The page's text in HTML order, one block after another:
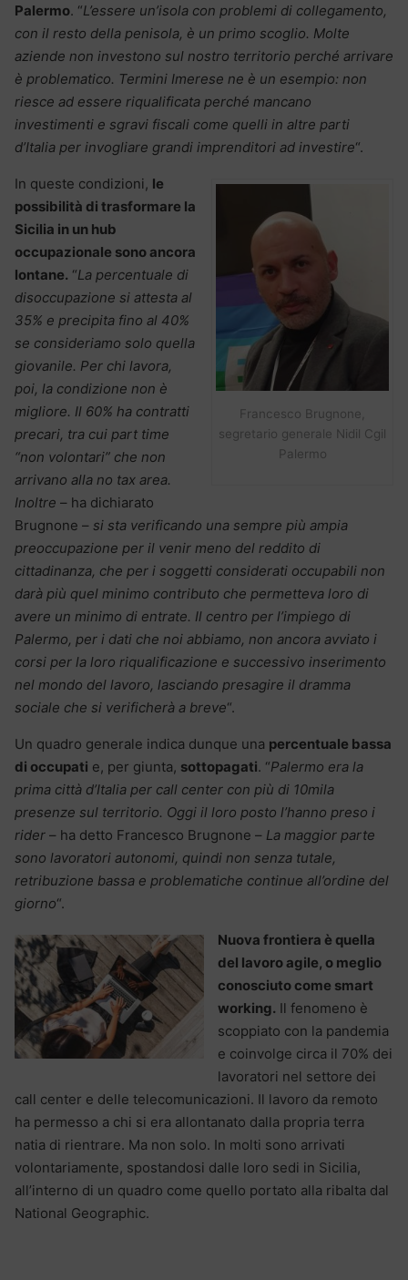
Palermo. “L’essere un’isola con problemi di collegamento,
con il resto della penisola, è un primo scoglio. Molte
aziende non investono sul nostro territorio perché arrivare
è problematico. Termini Imerese ne è un esempio: non
riesce ad essere riqualificata perché mancano
investimenti e sgravi fiscali come quelli in altre parti
d’Italia per invogliare grandi imprenditori ad investire“.
Francesco Brugnone,
segretario generale Nidil Cgil
Palermo
In queste condizioni, le
possibilità di trasformare la
Sicilia in un hub
occupazionale sono ancora
lontane. “La percentuale di
disoccupazione si attesta al
35% e precipita fino al 40%
se consideriamo solo quella
giovanile. Per chi lavora,
poi, la condizione non è
migliore. Il 60% ha contratti
precari, tra cui part time
“non volontari” che non
arrivano alla no tax area.
Inoltre – ha dichiarato
Brugnone – si sta verificando una sempre più ampia
preoccupazione per il venir meno del reddito di
cittadinanza, che per i soggetti considerati occupabili non
darà più quel minimo contributo che permetteva loro di
avere un minimo di entrate. Il centro per l’impiego di
Palermo, per i dati che noi abbiamo, non ancora avviato i
corsi per la loro riqualificazione e successivo inserimento
nel mondo del lavoro, lasciando presagire il dramma
sociale che si verificherà a breve“.
Un quadro generale indica dunque una percentuale bassa
di occupati e, per giunta, sottopagati. “Palermo era la
prima città d’Italia per call center con più di 10mila
presenze sul territorio. Oggi il loro posto l’hanno preso i
rider – ha detto Francesco Brugnone – La maggior parte
sono lavoratori autonomi, quindi non senza tutale,
retribuzione bassa e problematiche continue all’ordine del
giorno“.
Nuova frontiera è quella
del lavoro agile, o meglio
conosciuto come smart
working. Il fenomeno è
scoppiato con la pandemia
e coinvolge circa il 70% dei
lavoratori nel settore dei
call center e delle telecomunicazioni. Il lavoro da remoto
ha permesso a chi si era allontanato dalla propria terra
natia di rientrare. Ma non solo. In molti sono arrivati
volontariamente, spostandosi dalle loro sedi in Sicilia,
all’interno di un quadro come quello portato alla ribalta dal
National Geographic.